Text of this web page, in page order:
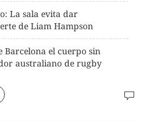
La sala evita dar
de Liam Hampson
Barcelona el cuerpo sin
australiano de rugby